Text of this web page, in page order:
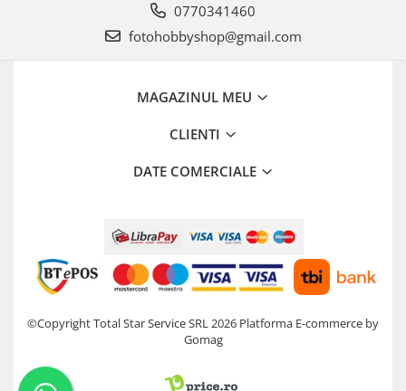
0770341460
fotohobbyshop@gmail.com
MAGAZINUL MEU
CLIENTI
DATE COMERCIALE
©Copyright Total Star Service SRL 2026 Platforma E-commerce by
Gomag